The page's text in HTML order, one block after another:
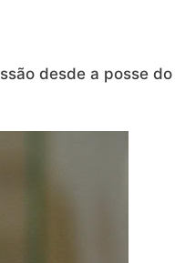
desde a posse do